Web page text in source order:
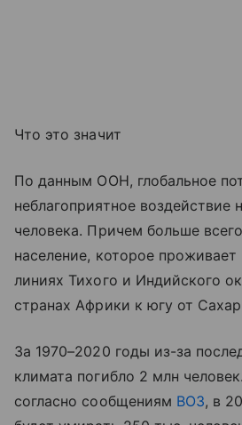
Что это значит
По данным ООН, глобальное
неблагоприятное воздействие
человека. Причем больше
население, которое проживает
линиях Тихого и Индийского
странах Африки к югу от
За 1970–2020 годы из-за
климата погибло 2 млн
согласно сообщениям ВОЗ, в